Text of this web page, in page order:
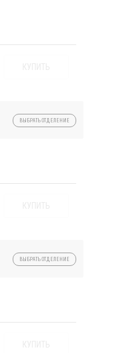
ВЫБРАТЬ ОТДЕЛЕНИЕ
ВЫБРАТЬ ОТДЕЛЕНИЕ